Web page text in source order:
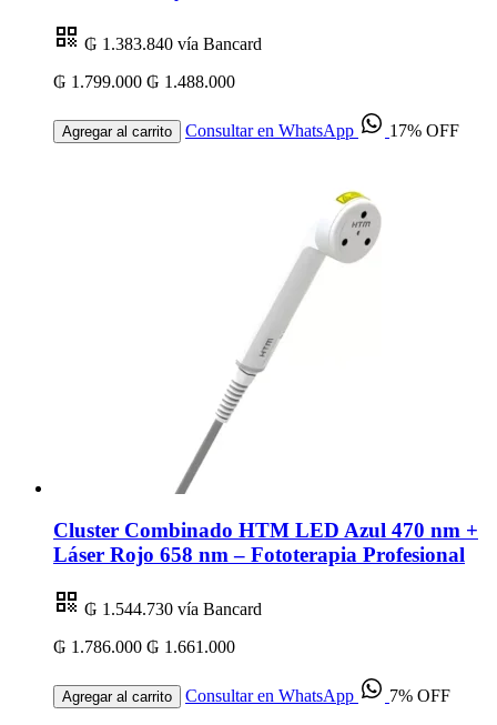
₲ 1.383.840 vía Bancard
₲ 1.799.000 ₲ 1.488.000
Agregar al carrito Consultar en WhatsApp 17% OFF
Cluster Combinado HTM LED Azul 470 nm +
Láser Rojo 658 nm – Fototerapia Profesional
₲ 1.544.730 vía Bancard
₲ 1.786.000 ₲ 1.661.000
Agregar al carrito Consultar en WhatsApp 7% OFF